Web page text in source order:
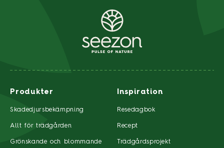
Produkter
Skadedjursbekämpning
Allt för trädgården
Grönskande och blommande
Inspiration
Resedagbok
Recept
Trädgårdsprojekt